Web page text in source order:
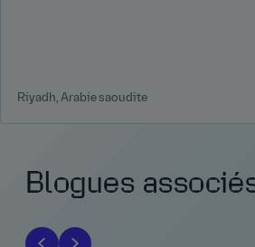
Riyadh, Arabie saoudite
Blogues